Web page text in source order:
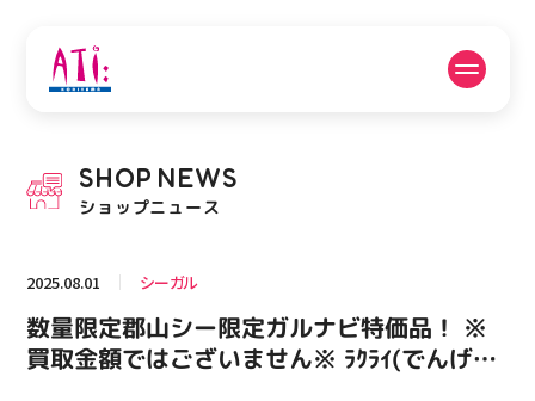
PICK UP NEWS
ピックアップニュース
フロアガイド 営業時間
SHOP NEWS
ショップニュース
2025.08.01 シーガル
数量限定郡山シー限定ガルナビ特価品！ ※
買取金額ではございません※ ﾗｸﾗｲ(でんげき)